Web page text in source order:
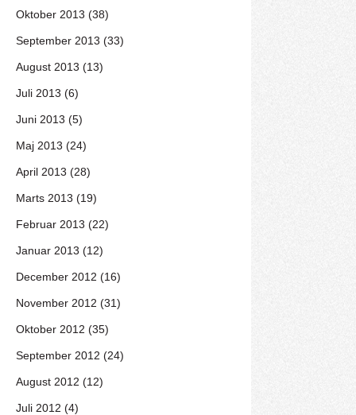
Oktober 2013 (38)
September 2013 (33)
August 2013 (13)
Juli 2013 (6)
Juni 2013 (5)
Maj 2013 (24)
April 2013 (28)
Marts 2013 (19)
Februar 2013 (22)
Januar 2013 (12)
December 2012 (16)
November 2012 (31)
Oktober 2012 (35)
September 2012 (24)
August 2012 (12)
Juli 2012 (4)